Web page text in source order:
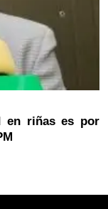
en riñas es por